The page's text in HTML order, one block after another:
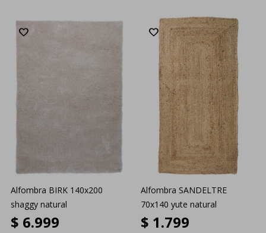
Alfombra BIRK 140x200
shaggy natural
$ 6.999
Alfombra SANDELTRE
70x140 yute natural
$ 1.799